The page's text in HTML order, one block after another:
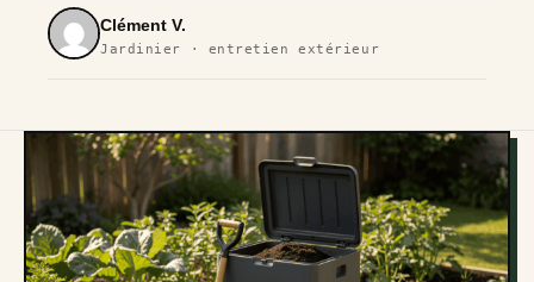
Clément V.
Jardinier · entretien extérieur